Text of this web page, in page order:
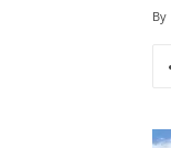
By